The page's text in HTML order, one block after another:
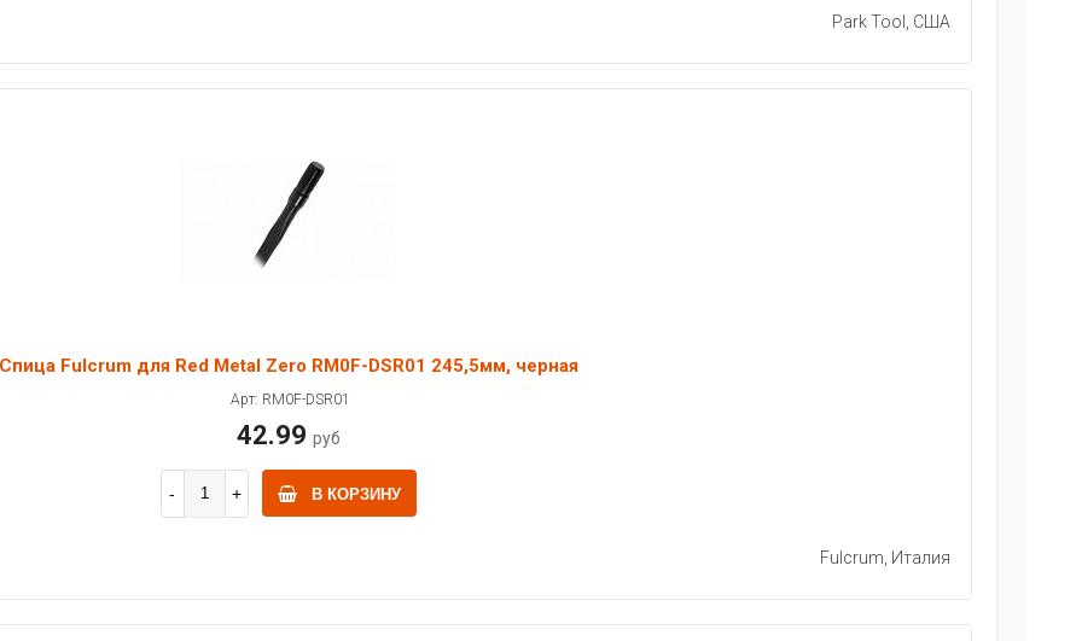
Park Tool, США
Спица Fulcrum для Red Metal Zero RM0F-DSR01 245,5мм, черная
Арт: RM0F-DSR01
42.99 руб
В КОРЗИНУ
Fulcrum, Италия